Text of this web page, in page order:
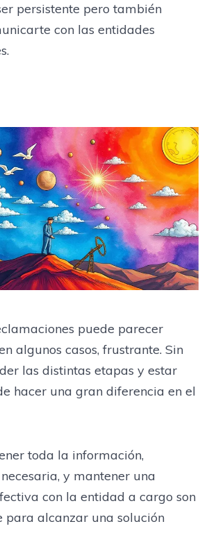
persistente pero también
con las entidades
puede parecer
algunos casos, frustrante. Sin
las distintas etapas y estar
hacer una gran diferencia en el
toda la información,
y mantener una
con la entidad a cargo son
para alcanzar una solución